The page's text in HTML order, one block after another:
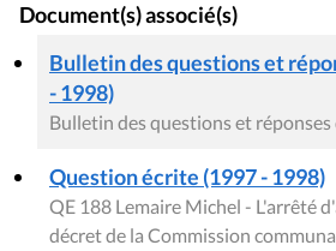
Document(s) associé(s)
Bulletin des questions et
- 1998)
Bulletin des questions et
Question écrite (1997 - 1998)
QE 188 Lemaire Michel - L'arrêté
décret de la Commission